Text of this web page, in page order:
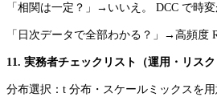
「相関は一定？」→いいえ。 DCC で時変
「日次データで全部わかる？」→高頻度
11. 実務者チェックリスト（運用・リスク
分布選択：t 分布・スケールミックスを用